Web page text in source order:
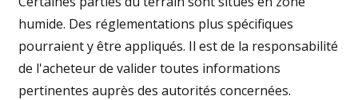
humide. Des réglementations plus spécifiques
pourraient y être appliqués. Il est de la responsabilité
de l'acheteur de valider toutes informations
pertinentes auprès des autorités concernées.